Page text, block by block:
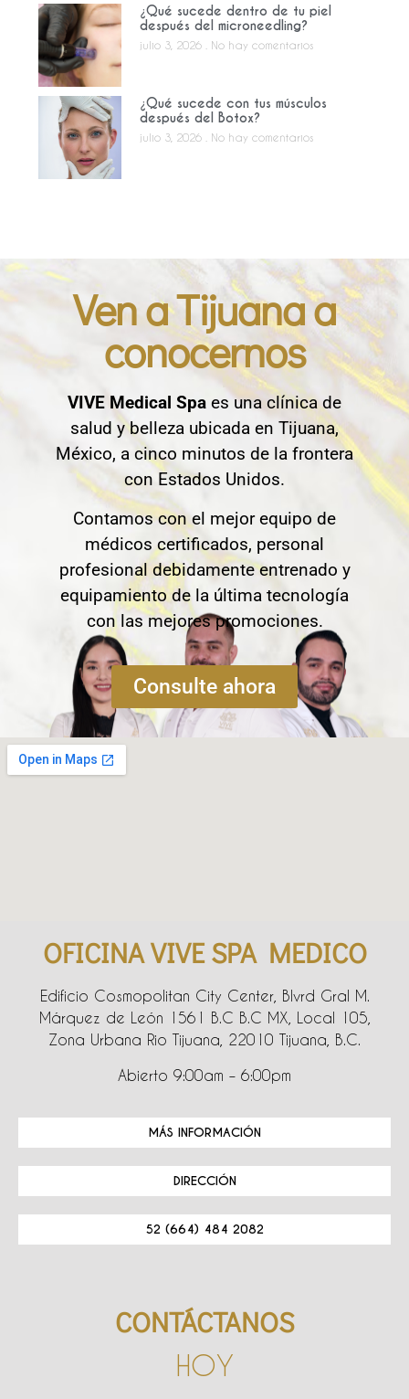
¿Qué sucede dentro de tu piel
después del microneedling?
julio 3, 2026 No hay comentarios
¿Qué sucede con tus músculos
después del Botox?
julio 3, 2026 No hay comentarios
Ven a Tijuana a
conocernos
VIVE Medical Spa es una clínica de
salud y belleza ubicada en Tijuana,
México, a cinco minutos de la frontera
con Estados Unidos.
Contamos con el mejor equipo de
médicos certificados, personal
profesional debidamente entrenado y
equipamiento de la última tecnología
con las mejores promociones.
Consulte ahora
OFICINA VIVE SPA MEDICO
Edificio Cosmopolitan City Center, Blvrd Gral M.
Márquez de León 1561 B.C B.C MX, Local 105,
Zona Urbana Rio Tijuana, 22010 Tijuana, B.C.
Abierto 9:00am – 6:00pm
MÁS INFORMACIÓN
DIRECCIÓN
52 (664) 484 2082
CONTÁCTANOS
HOY